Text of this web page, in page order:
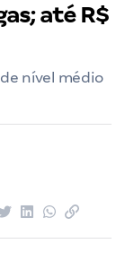
até R$
nível médio